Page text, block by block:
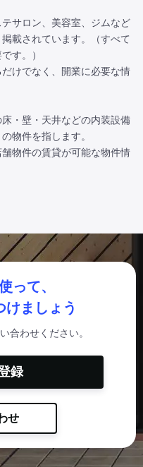
サロン、美容室、ジムなど
載されています。（すべて
す。）
けでなく、開業に必要な情
・壁・天井などの内装設備
物件を指します。
物件の賃貸が可能な物件情
って、
けましょう
合わせください。
録
せ